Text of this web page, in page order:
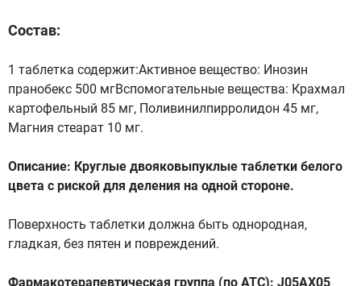
Состав:
1 таблетка содержит:Активное вещество: Инозин
пранобекс 500 мгВспомогательные вещества: Крахмал
картофельный 85 мг, Поливинилпирролидон 45 мг,
Магния стеарат 10 мг.
Описание: Круглые двояковыпуклые таблетки белого
цвета с риской для деления на одной стороне.
Поверхность таблетки должна быть однородная,
гладкая, без пятен и повреждений.
Фармакотерапевтическая группа (по АТС): J05AX05